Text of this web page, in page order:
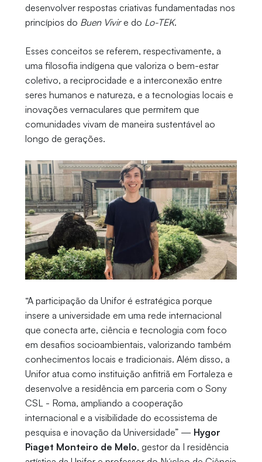
desenvolver respostas criativas fundamentadas nos
princípios do Buen Vivire do Lo-TEK.
Esses conceitos se referem, respectivamente, a
uma filosofia indígena que valoriza o bem-estar
coletivo, a reciprocidade e a interconexão entre
seres humanos e natureza, e a tecnologias locais e
inovações vernaculares que permitem que
comunidades vivam de maneira sustentável ao
longo de gerações.
“A participação da Unifor é estratégica porque
insere a universidade em uma rede internacional
que conecta arte, ciência e tecnologia com foco
em desafios socioambientais, valorizando também
conhecimentos locais e tradicionais. Além disso, a
Unifor atua como instituição anfitriã em Fortaleza e
desenvolve a residência em parceria com o Sony
CSL - Roma, ampliando a cooperação
internacional e a visibilidade do ecossistema de
pesquisa e inovação da Universidade” — Hygor
Piaget Monteiro de Melo, gestor da I residência